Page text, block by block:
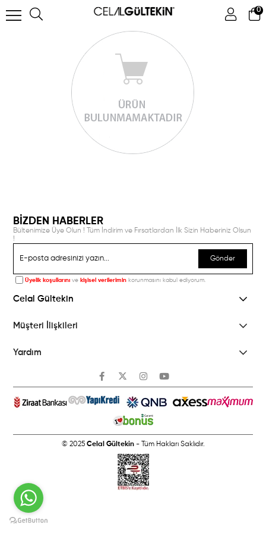
0
Facebook İle Bağlan
Google İle Bağlan
BİZDEN HABERLER
Bültenimize Üye Olun ! Tüm İndirim ve Fırsatlardan İlk Sizin Haberiniz Olsun
!
Gönder
Üyelik koşullarını ve kişisel verilerimin korunmasını kabul ediyorum.
Celal Gültekin
Müşteri İlişkileri
Yardım
© 2025Celal Gültekin- Tüm Hakları Saklıdır.